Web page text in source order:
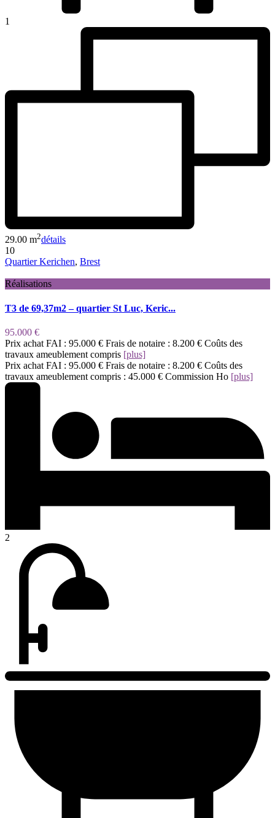
1
29.00 m2détails
10
Quartier Kerichen, Brest
Réalisations
T3 de 69,37m2 – quartier St Luc, Keric...
95.000 €
Prix achat FAI : 95.000 € Frais de notaire : 8.200 € Coûts des
travaux ameublement compris [plus]
Prix achat FAI : 95.000 € Frais de notaire : 8.200 € Coûts des
travaux ameublement compris : 45.000 € Commission Ho [plus]
2